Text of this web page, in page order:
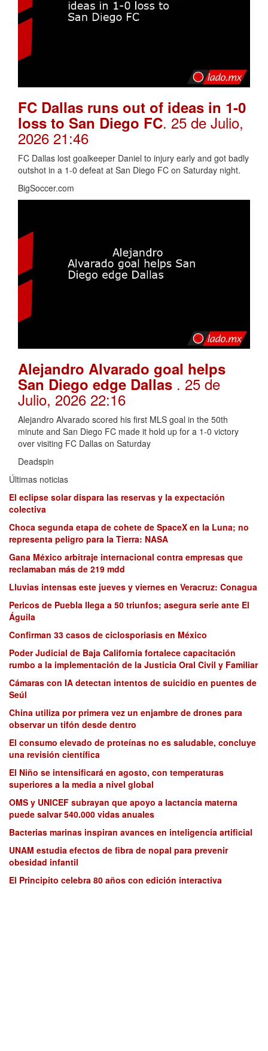
FC Dallas runs out of ideas in 1-0
loss to San Diego FC. 25 de Julio,
2026 21:46
FC Dallas lost goalkeeper Daniel to injury early and got badly
outshot in a 1-0 defeat at San Diego FC on Saturday night.
BigSoccer.com
Alejandro Alvarado goal helps
San Diego edge Dallas . 25 de
Julio, 2026 22:16
Alejandro Alvarado scored his first MLS goal in the 50th
minute and San Diego FC made it hold up for a 1-0 victory
over visiting FC Dallas on Saturday
Deadspin
Últimas noticias
El eclipse solar dispara las reservas y la expectación
colectiva
Choca segunda etapa de cohete de SpaceX en la Luna; no
representa peligro para la Tierra: NASA
Gana México arbitraje internacional contra empresas que
reclamaban más de 219 mdd
Lluvias intensas este jueves y viernes en Veracruz: Conagua
Pericos de Puebla llega a 50 triunfos; asegura serie ante El
Águila
Confirman 33 casos de ciclosporiasis en México
Poder Judicial de Baja California fortalece capacitación
rumbo a la implementación de la Justicia Oral Civil y Familiar
Cámaras con IA detectan intentos de suicidio en puentes de
Seúl
China utiliza por primera vez un enjambre de drones para
observar un tifón desde dentro
El consumo elevado de proteínas no es saludable, concluye
una revisión científica
El Niño se intensificará en agosto, con temperaturas
superiores a la media a nivel global
OMS y UNICEF subrayan que apoyo a lactancia materna
puede salvar 540.000 vidas anuales
Bacterias marinas inspiran avances en inteligencia artificial
UNAM estudia efectos de fibra de nopal para prevenir
obesidad infantil
El Principito celebra 80 años con edición interactiva